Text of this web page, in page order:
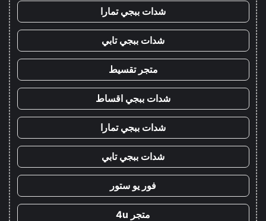
شدات ببجي تمارا
شدات ببجي تابي
متجر تقسيط
شدات ببجي اقساط
شدات ببجي تمارا
شدات ببجي تابي
فور يو ستور
متجر 4u